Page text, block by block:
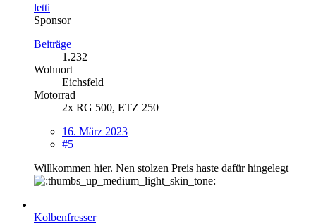
letti
Sponsor
Beiträge
1.232
Wohnort
Eichsfeld
Motorrad
2x RG 500, ETZ 250
16. März 2023
#5
Willkommen hier. Nen stolzen Preis haste dafür hingelegt
Kolbenfresser